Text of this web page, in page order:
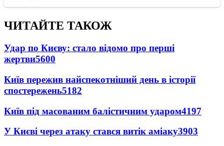
ЧИТАЙТЕ ТАКОЖ
Удар по Києву: стало відомо про перші
жертви5600
Київ пережив найспекотніший день в історії
спостережень5182
Київ під масованим балістичним ударом4197
У Києві через атаку стався витік аміаку3903